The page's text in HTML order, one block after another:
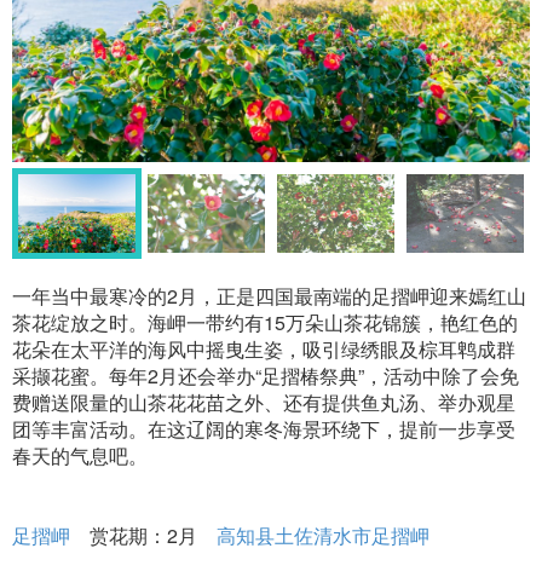
一年当中最寒冷的2月，正是四国最南端的足摺岬迎来嫣红山
茶花绽放之时。海岬一带约有15万朵山茶花锦簇，艳红色的
花朵在太平洋的海风中摇曳生姿，吸引绿绣眼及棕耳鹎成群
采撷花蜜。每年2月还会举办“足摺椿祭典”，活动中除了会免
费赠送限量的山茶花花苗之外、还有提供鱼丸汤、举办观星
团等丰富活动。在这辽阔的寒冬海景环绕下，提前一步享受
春天的气息吧。
足摺岬 赏花期：2月 高知县土佐清水市足摺岬